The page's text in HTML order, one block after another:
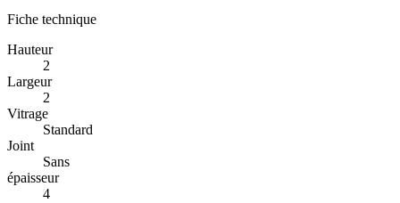
Fiche technique
Hauteur
2
Largeur
2
Vitrage
Standard
Joint
Sans
épaisseur
4